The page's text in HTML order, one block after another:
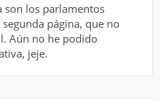
son los parlamentos
segunda página, que no
Aún no he podido
jeje.